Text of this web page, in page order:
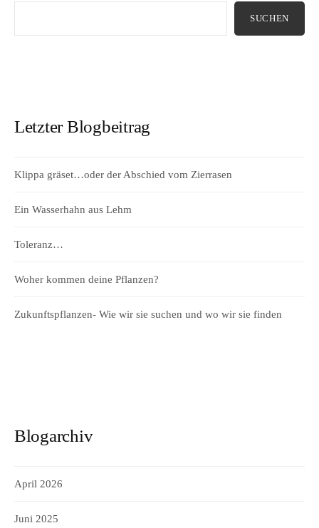
SUCHEN
Letzter Blogbeitrag
Klippa gräset…oder der Abschied vom Zierrasen
Ein Wasserhahn aus Lehm
Toleranz…
Woher kommen deine Pflanzen?
Zukunftspflanzen- Wie wir sie suchen und wo wir sie finden
Blogarchiv
April 2026
Juni 2025